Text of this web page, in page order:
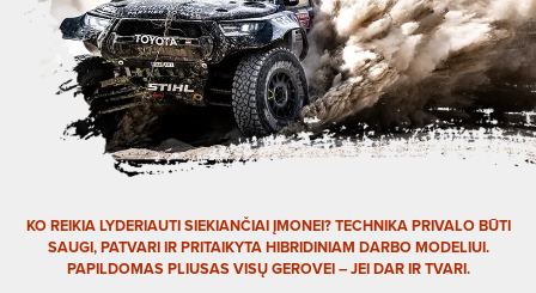
KO REIKIA LYDERIAUTI SIEKIANČIAI ĮMONEI? TECHNIKA PRIVALO BŪTI
SAUGI, PATVARI IR PRITAIKYTA HIBRIDINIAM DARBO MODELIUI.
PAPILDOMAS PLIUSAS VISŲ GEROVEI – JEI DAR IR TVARI.